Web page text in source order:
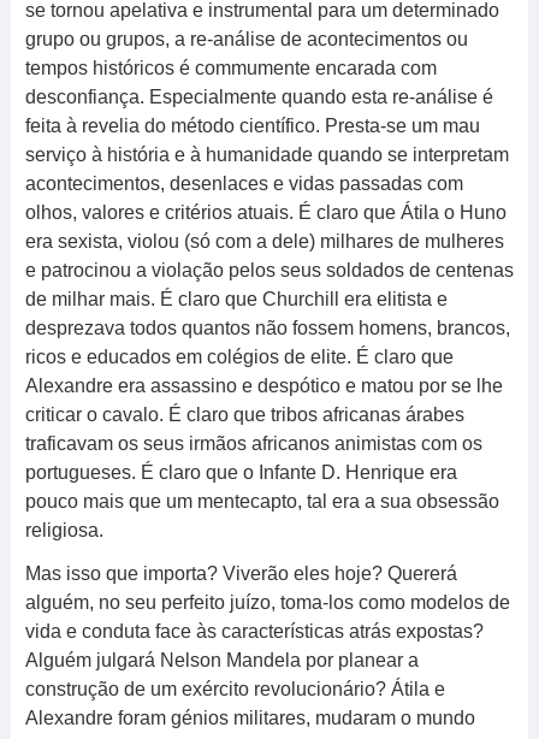
se tornou apelativa e instrumental para um determinado
grupo ou grupos, a re-análise de acontecimentos ou
tempos históricos é commumente encarada com
desconfiança. Especialmente quando esta re-análise é
feita à revelia do método científico. Presta-se um mau
serviço à história e à humanidade quando se interpretam
acontecimentos, desenlaces e vidas passadas com
olhos, valores e critérios atuais. É claro que Átila o Huno
era sexista, violou (só com a dele) milhares de mulheres
e patrocinou a violação pelos seus soldados de centenas
de milhar mais. É claro que Churchill era elitista e
desprezava todos quantos não fossem homens, brancos,
ricos e educados em colégios de elite. É claro que
Alexandre era assassino e despótico e matou por se lhe
criticar o cavalo. É claro que tribos africanas árabes
traficavam os seus irmãos africanos animistas com os
portugueses. É claro que o Infante D. Henrique era
pouco mais que um mentecapto, tal era a sua obsessão
religiosa.
Mas isso que importa? Viverão eles hoje? Quererá
alguém, no seu perfeito juízo, toma-los como modelos de
vida e conduta face às características atrás expostas?
Alguém julgará Nelson Mandela por planear a
construção de um exército revolucionário? Átila e
Alexandre foram génios militares, mudaram o mundo